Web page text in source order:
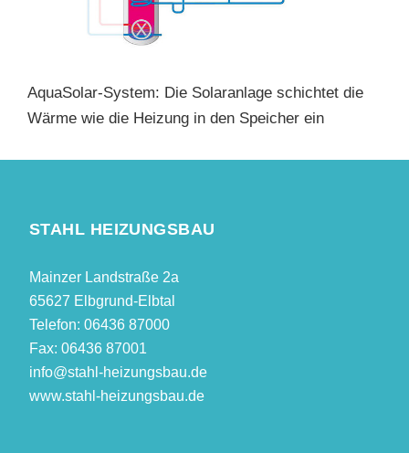
AquaSolar-System: Die Solaranlage schichtet die
Wärme wie die Heizung in den Speicher ein
STAHL HEIZUNGSBAU
Mainzer Landstraße 2a
65627 Elbgrund-Elbtal
Telefon: 06436 87000
Fax: 06436 87001
info@stahl-heizungsbau.de
www.stahl-heizungsbau.de